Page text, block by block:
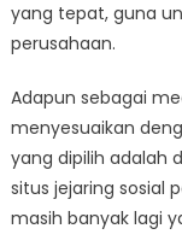
yang tepat, guna
perusahaan.
Adapun sebagai
menyesuaikan
yang dipilih adalah
situs jejaring sosial
masih banyak lagi